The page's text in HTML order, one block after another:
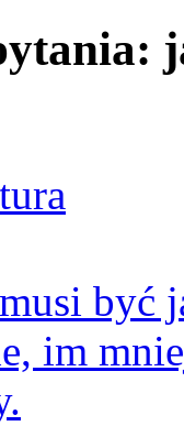
być
im